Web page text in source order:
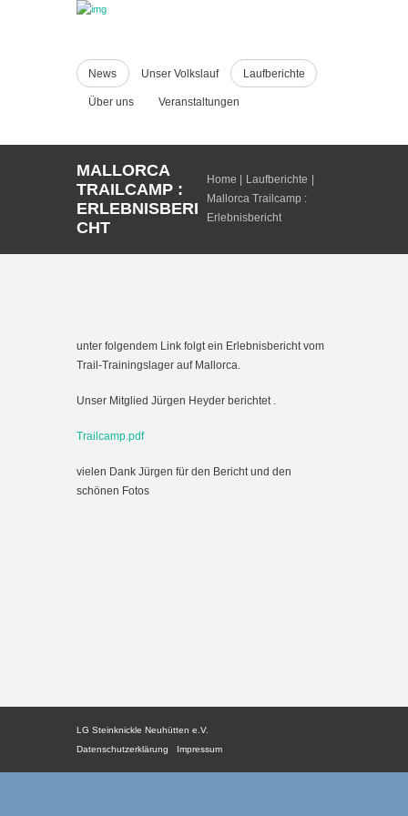
News Unser Volkslauf Laufberichte
Über uns Veranstaltungen
MALLORCA
TRAILCAMP :
ERLEBNISBERI
CHT
Home
Laufberichte
Mallorca Trailcamp :
Erlebnisbericht
unter folgendem Link folgt ein Erlebnisbericht vom
Trail-Trainingslager auf Mallorca.
Unser Mitglied Jürgen Heyder berichtet .
Trailcamp.pdf
vielen Dank Jürgen für den Bericht und den
schönen Fotos
LG Steinknickle Neuhütten e.V.
Datenschutzerklärung
Impressum